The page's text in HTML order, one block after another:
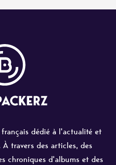
dédié à l'actualité et
travers des articles, des
chroniques d'albums et des